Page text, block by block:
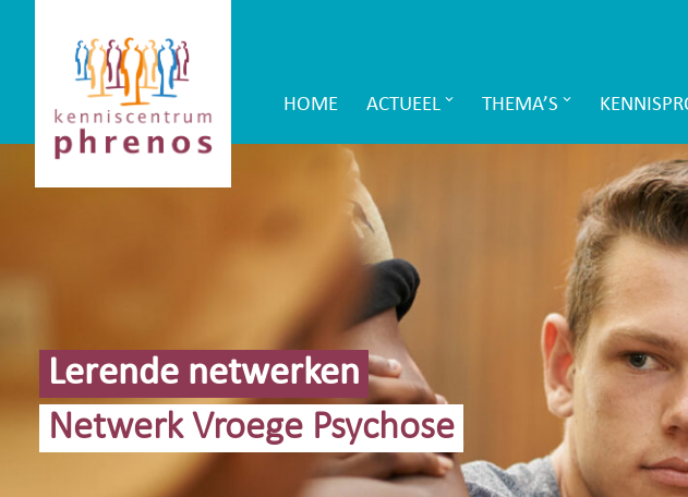
Phrenos
website
Main
Navigation
HOME ACTUEEL THEMA’S
Lerende netwerken
Netwerk Vroege Psychose